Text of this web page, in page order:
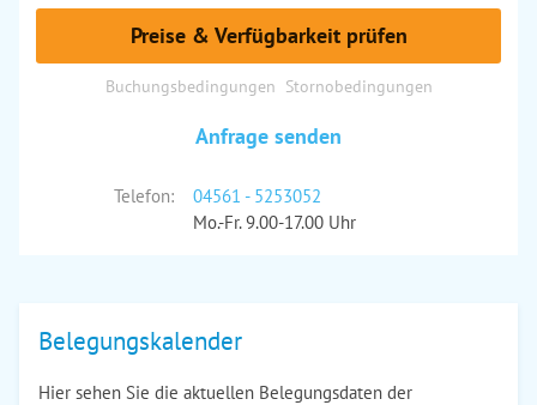
Preise & Verfügbarkeit prüfen
Buchungsbedingungen Stornobedingungen
Anfrage senden
Telefon:
04561 - 5253052
Mo.-Fr. 9.00-17.00 Uhr
Belegungskalender
Hier sehen Sie die aktuellen Belegungsdaten der